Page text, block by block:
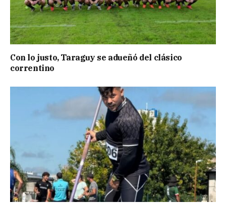
Con lo justo, Taraguy se adueñó del clásico
correntino